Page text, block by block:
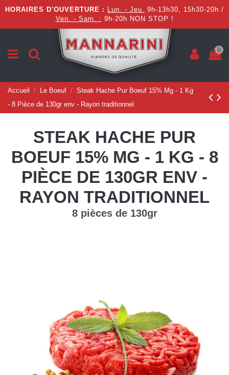
HORAIRES D'OUVERTURE : Lun. - Jeu. 9h-13h30, 15h30-20h /
Ven. - Sam. : 9h-20h NON STOP !
0
Accueil Le Boeuf
Steak Hache Pur Boeuf 15% Mg - 1 Kg
- 8 Pièce de 130gr env - Rayon traditionnel
STEAK HACHE PUR
BOEUF 15% MG - 1 KG - 8
PIÈCE DE 130GR ENV -
RAYON TRADITIONNEL
8 pièces de 130gr